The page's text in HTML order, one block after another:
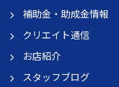
補助金・助成金情報
クリエイト通信
お店紹介
スタッフブログ